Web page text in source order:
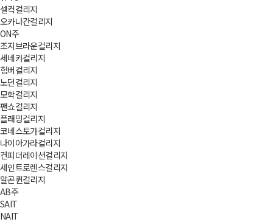
셀컥컬리지
오카나간컬리지
ON주
조지브라운컬리지
세네카컬리지
험버컬리지
노던컬리지
모학컬리지
팬쇼컬리지
플래밍컬리지
코네스토가컬리지
나이아가라컬리지
컨피더레이션컬리지
세인트로렌스컬리지
알곤퀸컬리지
AB주
SAIT
NAIT